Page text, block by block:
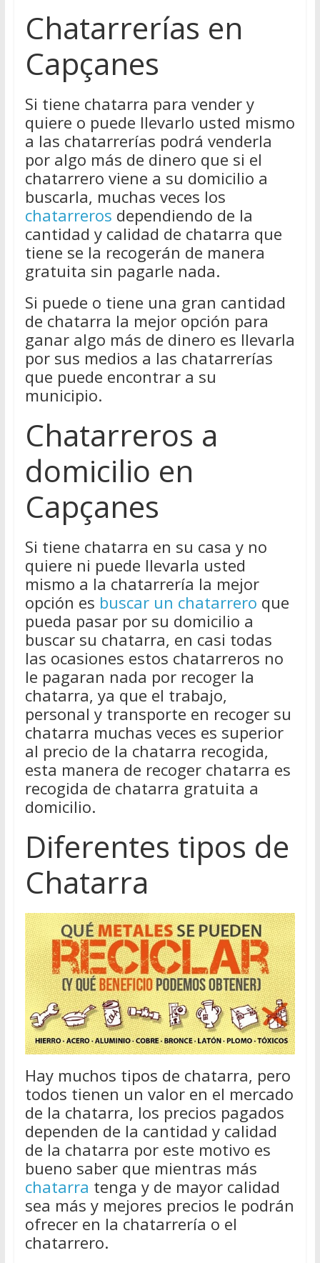
Chatarrerías en
Capçanes
Si tiene chatarra para vender y
quiere o puede llevarlo usted mismo
a las chatarrerías podrá venderla
por algo más de dinero que si el
chatarrero viene a su domicilio a
buscarla, muchas veces los
chatarreros dependiendo de la
cantidad y calidad de chatarra que
tiene se la recogerán de manera
gratuita sin pagarle nada.
Si puede o tiene una gran cantidad
de chatarra la mejor opción para
ganar algo más de dinero es llevarla
por sus medios a las chatarrerías
que puede encontrar a su
municipio.
Chatarreros a
domicilio en
Capçanes
Si tiene chatarra en su casa y no
quiere ni puede llevarla usted
mismo a la chatarrería la mejor
opción es buscar un chatarrero que
pueda pasar por su domicilio a
buscar su chatarra, en casi todas
las ocasiones estos chatarreros no
le pagaran nada por recoger la
chatarra, ya que el trabajo,
personal y transporte en recoger su
chatarra muchas veces es superior
al precio de la chatarra recogida,
esta manera de recoger chatarra es
recogida de chatarra gratuita a
domicilio.
Diferentes tipos de
Chatarra
Hay muchos tipos de chatarra, pero
todos tienen un valor en el mercado
de la chatarra, los precios pagados
dependen de la cantidad y calidad
de la chatarra por este motivo es
bueno saber que mientras más
chatarra tenga y de mayor calidad
sea más y mejores precios le podrán
ofrecer en la chatarrería o el
chatarrero.